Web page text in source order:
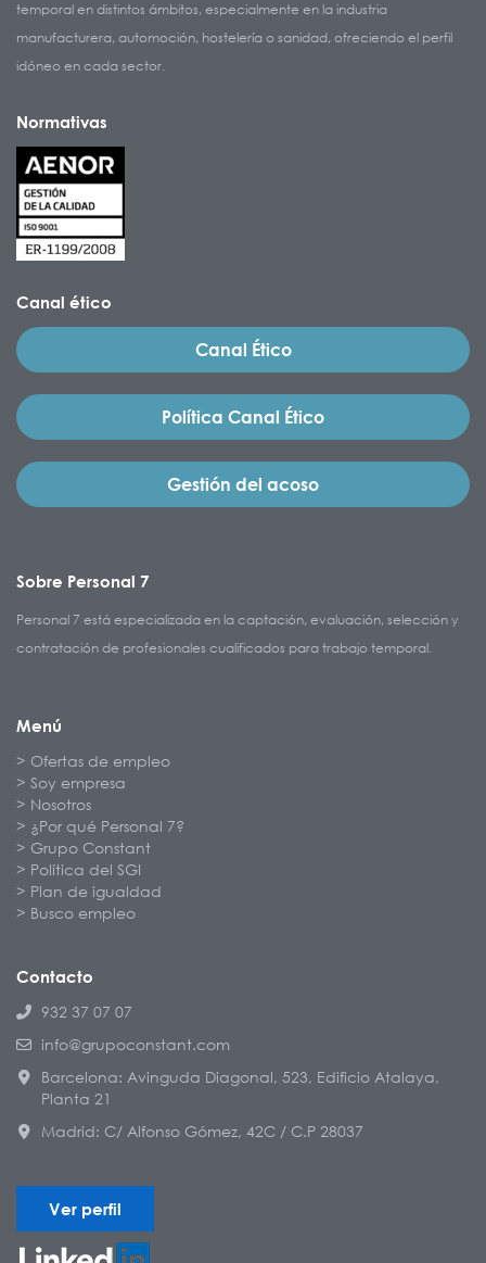
temporal en distintos ámbitos, especialmente en la industria
manufacturera, automoción, hostelería o sanidad, ofreciendo el perfil
idóneo en cada sector.
Normativas
Canal ético
Canal Ético
Política Canal Ético
Gestión del acoso
Sobre Personal 7
Personal 7 está especializada en la captación, evaluación, selección y
contratación de profesionales cualificados para trabajo temporal.
Menú
Ofertas de empleo
Soy empresa
Nosotros
¿Por qué Personal 7?
Grupo Constant
Política del SGI
Plan de igualdad
Busco empleo
Contacto
932 37 07 07
info@grupoconstant.com
Barcelona: Avinguda Diagonal, 523, Edificio Atalaya,
Planta 21
Madrid: C/ Alfonso Gómez, 42C / C.P 28037
Ver perfil